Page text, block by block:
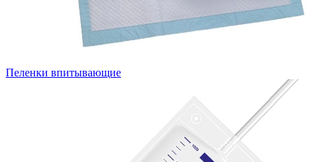
Пеленки впитывающие